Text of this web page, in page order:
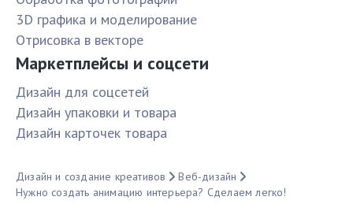
3D графика и моделирование
Отрисовка в векторе
Маркетплейсы и соцсети
Дизайн для соцсетей
Дизайн упаковки и товара
Дизайн карточек товара
Дизайн и создание креативов
Веб-дизайн
Нужно создать анимацию интерьера? Сделаем легко!